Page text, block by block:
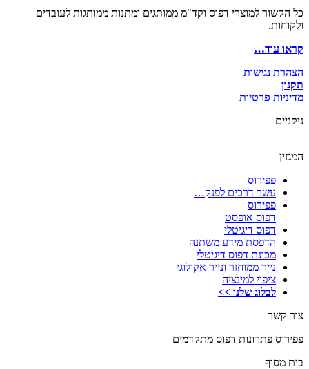
כל הקשור למוצרי דפוס וקד"מ ממותגים ומתנות ממותגות לעובדים
ולקוחות.
קראו עוד…
הצהרת נגישות
תקנון
מדיניות פרטיות
ניקניים
המגזין
פפירוס
עשר דרכים לפנק…
פפירוס
דפוס אופסט
דפוס דיגיטלי
הדפסת מידע משתנה
מכונת דפוס דיגיטלי
נייר ממוחזר ונייר אקולוגי
ציפוי למינציה
לבלוג שלנו >>
צור קשר
פפירוס פתרונות דפוס מתקדמים
בית מסוף